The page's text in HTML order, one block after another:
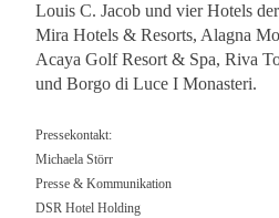
Louis C. Jacob und vier Hotels
Mira Hotels & Resorts, Alagna
Acaya Golf Resort & Spa, Riva
und Borgo di Luce I Monasteri.
Pressekontakt:
Michaela Störr
Presse & Kommunikation
DSR Hotel Holding